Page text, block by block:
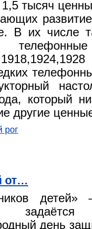
тысяч
В их числе
телефонные
который
другие
рог
от…
детей»
день